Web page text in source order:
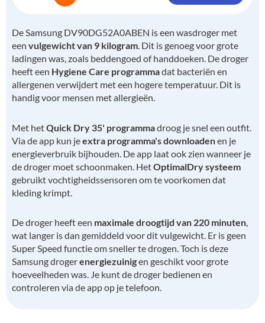
De Samsung DV90DG52A0ABEN is een wasdroger met
een vulgewicht van 9 kilogram . Dit is genoeg voor grote
ladingen was, zoals beddengoed of handdoeken. De droger
heeft een Hygiene Care programmadat bacteriën en
allergenen verwijdert met een hogere temperatuur. Dit is
handig voor mensen met allergieën.
Met hetQuick Dry 35' programmadroog je snel een outfit.
Via de app kun jeextra programma's downloadenen je
energieverbruik bijhouden. De app laat ook zien wanneer je
de droger moet schoonmaken. HetOptimalDry systeem
gebruikt vochtigheidssensoren om te voorkomen dat
kleding krimpt.
De droger heeft een maximale droogtijd van 220 minuten,
wat langer is dan gemiddeld voor dit vulgewicht. Er is geen
Super Speed functie om sneller te drogen. Toch is deze
Samsung drogerenergiezuinigen geschikt voor grote
hoeveelheden was. Je kunt de droger bedienen en
controleren via de app op je telefoon.